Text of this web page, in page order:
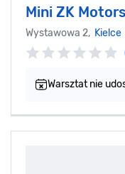
Mini ZK
Wystawowa 2, Kielce
Warsztat nie